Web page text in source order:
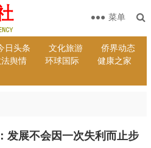
日头条 文化旅游
侨界动态
舆情 环球国际
健康之家
菜单
发展不会因一次失利而止步